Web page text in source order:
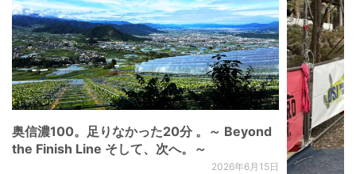
奥信濃100。足りなかった20分 。～ Beyond
the Finish Line そして、次へ。～
2026年6月15日